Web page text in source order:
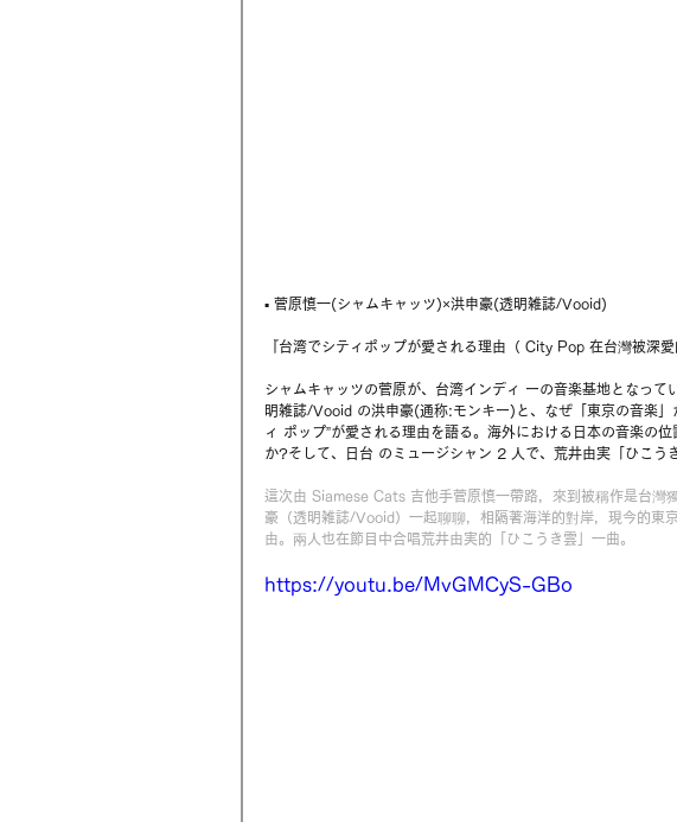
▪ 菅原慎一(シャムキャッツ)×洪申豪(透明雑誌/Vooid)
『台湾でシティポップが愛される理由（ City Pop 在台灣被深愛
シャムキャッツの菅原が、台湾インディ ーの音楽基地となっ
明雑誌/Vooid の洪申豪(通称:モンキー)と、なぜ「東京の音楽」
ィ ポップ”が愛される理由を語る。海外における日本の音楽の
か?そして、日台 のミュージシャン 2 人で、荒井由実「ひこう
這次由 Siamese Cats 吉他手菅原慎一帶路，來到被稱作是台灣
豪（透明雑誌/Vooid）一起聊聊，相隔著海洋的對岸，現今的
由。兩人也在節目中合唱荒井由実的「ひこうき雲」一曲。
https://youtu.be/MvGMCyS-GBo